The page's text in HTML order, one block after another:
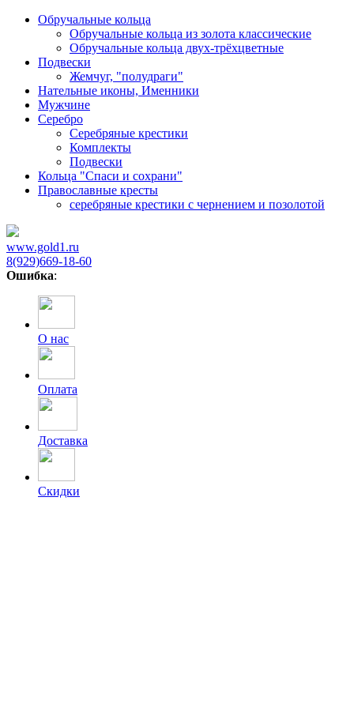
Обручальные кольца
Обручальные кольца из золота классические
Обручальные кольца двух-трёхцветные
Подвески
Жемчуг, "полудраги"
Нательные иконы, Именники
Мужчине
Серебро
Серебряные крестики
Комплекты
Подвески
Кольца "Спаси и сохрани"
Православные кресты
cеребряные крестики с чернением и позолотой
www.gold1.ru
8(929)669-18-60
Ошибка:
О нас
Оплата
Доставка
Скидки